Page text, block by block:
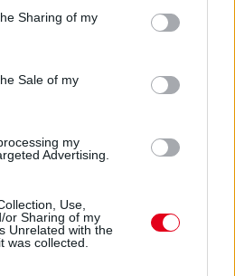
behaviour. You may click to
and its third-party tags to
purposes in below Google
Sharing of my
Sale of my
my
Advertising.
Use,
or Sharing of my
Unrelated with the
was collected.
századokkal marad el Leclerc-től,
Sainzot.
pedig hibázott - és elsőre az
ő a harmadik hat tizeddel, egy